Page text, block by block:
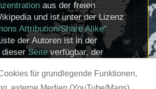
für grundlegende Funktionen,
aus der freien
und ist unter der Lizenz
Attribution/Share Alike“
der Autoren ist in der
dieserSeiteverfügbar, der
den Urhebern und zum